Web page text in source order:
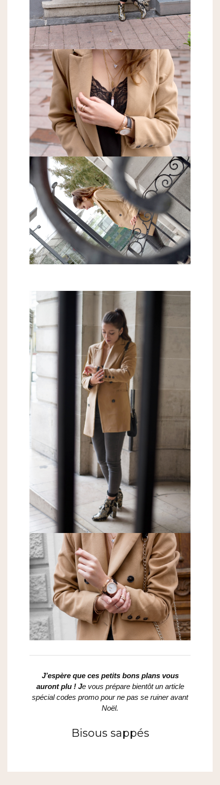
J’espère que ces petits bons plans vous
auront plu ! Je vous prépare bientôt un article
spécial codes promo pour ne pas se ruiner avant
Noël.
Bisous sappés